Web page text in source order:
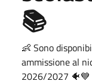
📚
👶 Sono
ammissione al
2026/2027 🐠💙